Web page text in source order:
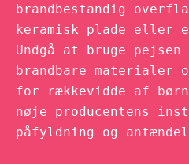
brandbestandig
keramisk plade eller
Undgå at bruge
brandbare materialer
for rækkevidde af
nøje producentens
påfyldning og